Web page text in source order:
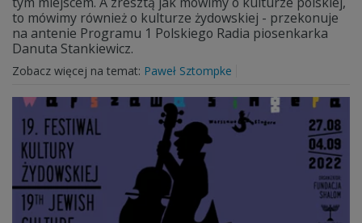
to mówimy również o kulturze żydowskiej - przekonuje
na antenie Programu 1 Polskiego Radia piosenkarka
Danuta Stankiewicz.
Zobacz więcej na temat: Paweł Sztompke